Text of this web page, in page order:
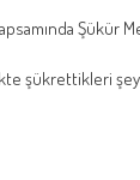
Şükür
şükrettikleri